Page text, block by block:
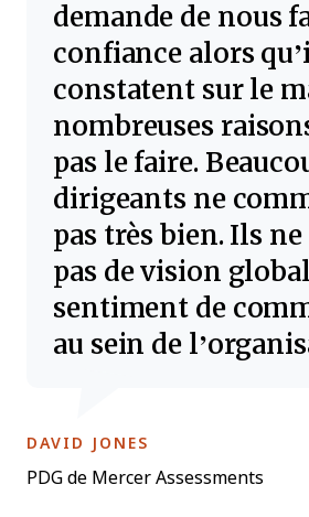
demande de nous
confiance alors
constatent sur le
nombreuses
pas le faire.
dirigeants ne
pas très bien. Ils
pas de vision
sentiment de
au sein de
DAVID JONES
PDG de Mercer Assessments